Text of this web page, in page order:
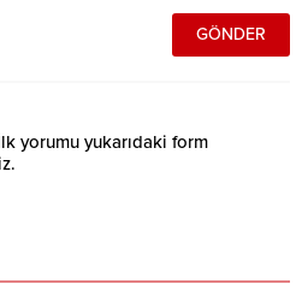
yorumu yukarıdaki form